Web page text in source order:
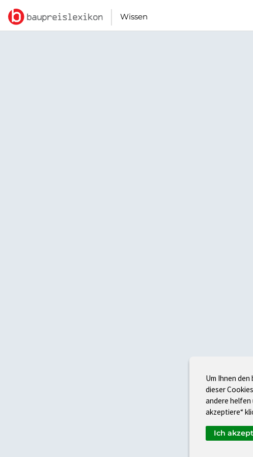
Wissen
Um Ihnen
dieser
andere helfen
akzeptiere“
Ich